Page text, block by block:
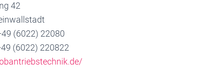
42
(6022) 22080
(6022) 220822